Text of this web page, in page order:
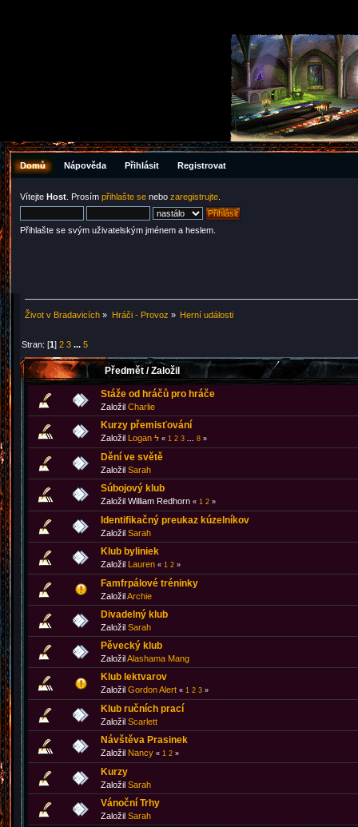
Domů Nápověda Přihlásit Registrovat
Vítejte Host . Prosím přihlašte se nebo zaregistrujte
Přihlašte se svým uživatelským jménem a heslem.
Život v Bradavicích » Hráči - Provoz » Herní události
Stran: [1]2 3 ...5
Předmět /Založil
Stáže od hráčů pro hráče
Založil Charlie
Kurzy přemisťování
Založil Logan ϟ « 1 2 3 8 »
Dění ve světě
Založil Sarah
Súbojový klub
Založil William Redhorn « 1 2 »
Identifikačný preukaz kúzelníkov
Založil Sarah
Klub byliniek
Založil Lauren « 1 2 »
Famfrpálové tréninky
ZaložilArchie
Divadelný klub
Založil Sarah
Pěvecký klub
ZaložilAlashama Mang
Klub lektvarov
Založil Gordon Alert « 1 2 3 »
Klub ručních prací
Založil Scarlett
Návštěva Prasinek
Založil Nancy « 1 2 »
Kurzy
Založil Sarah
Vánoční Trhy
Založil Sarah